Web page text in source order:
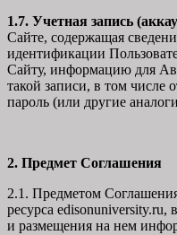
1.7. Учетная запись
Сайте, содержащая
идентификации
Сайту, информацию для
такой записи, в том числе
пароль (или другие
2. Предмет Соглашения
2.1. Предметом
ресурса edisonuniversity.ru,
и размещения на нем